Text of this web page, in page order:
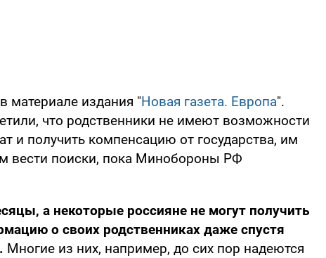
материале издания "Новая газета. Европа".
что родственники не имеют возможности
и получить компенсацию от государства, им
вести поиски, пока Минобороны РФ
а некоторые россияне не могут получить
о своих родственниках даже спустя
Многие из них, например, до сих пор надеются